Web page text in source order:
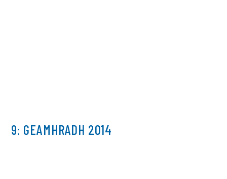
9: GEAMHRADH 2014